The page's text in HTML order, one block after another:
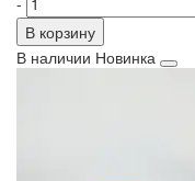
В корзину
В наличии Новинка